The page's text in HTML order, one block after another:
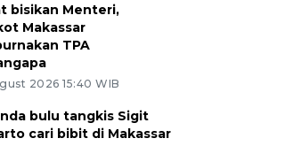
bisikan Menteri,
Makassar
TPA
2026 15:40 WIB
bulu tangkis Sigit
cari bibit di Makassar